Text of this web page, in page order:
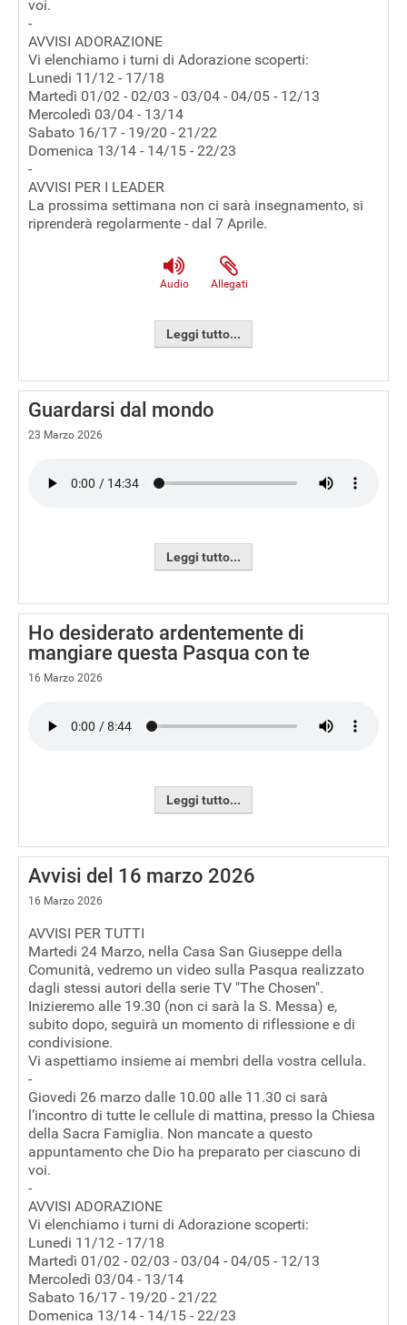
voi.
-
AVVISI ADORAZIONE
Vi elenchiamo i turni di Adorazione scoperti:
Lunedi 11/12 - 17/18
Martedì 01/02 - 02/03 - 03/04 - 04/05 - 12/13
Mercoledì 03/04 - 13/14
Sabato 16/17 - 19/20 - 21/22
Domenica 13/14 - 14/15 - 22/23
-
AVVISI PER I LEADER
La prossima settimana non ci sarà insegnamento, si
riprenderà regolarmente - dal 7 Aprile.
Audio Allegati
Leggi tutto...
Guardarsi dal mondo
23 Marzo 2026
Leggi tutto...
Ho desiderato ardentemente di
mangiare questa Pasqua con te
16 Marzo 2026
Leggi tutto...
Avvisi del 16 marzo 2026
16 Marzo 2026
AVVISI PER TUTTI
Martedi 24 Marzo, nella Casa San Giuseppe della
Comunità, vedremo un video sulla Pasqua realizzato
dagli stessi autori della serie TV "The Chosen".
Inizieremo alle 19.30 (non ci sarà la S. Messa) e,
subito dopo, seguirà un momento di riflessione e di
condivisione.
Vi aspettiamo insieme ai membri della vostra cellula.
-
Giovedi 26 marzo dalle 10.00 alle 11.30 ci sarà
l’incontro di tutte le cellule di mattina, presso la Chiesa
della Sacra Famiglia. Non mancate a questo
appuntamento che Dio ha preparato per ciascuno di
voi.
-
AVVISI ADORAZIONE
Vi elenchiamo i turni di Adorazione scoperti:
Lunedi 11/12 - 17/18
Martedì 01/02 - 02/03 - 03/04 - 04/05 - 12/13
Mercoledì 03/04 - 13/14
Sabato 16/17 - 19/20 - 21/22
Domenica 13/14 - 14/15 - 22/23